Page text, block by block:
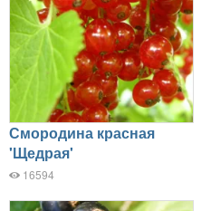
Смородина красная
'Щедрая'
16594